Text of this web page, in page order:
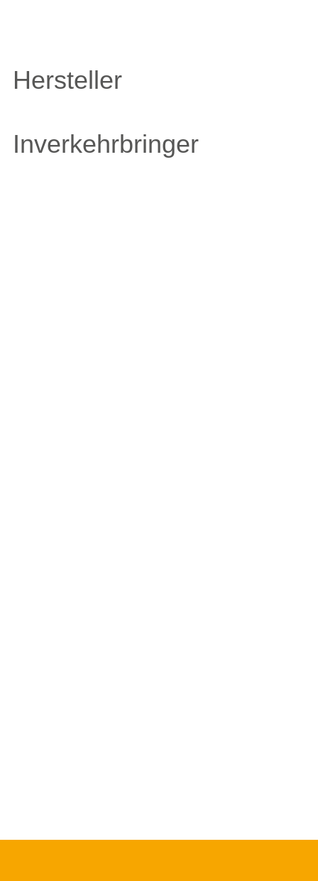
Hersteller
Inverkehrbringer